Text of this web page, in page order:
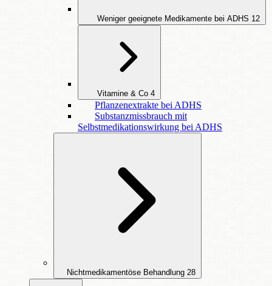
Weniger geeignete Medikamente bei ADHS 12
Vitamine & Co 4
Pflanzenextrakte bei ADHS
Substanzmissbrauch mit
Selbstmedikationswirkung bei ADHS
Nichtmedikamentöse Behandlung 28